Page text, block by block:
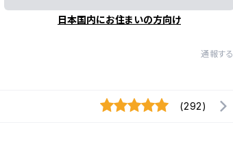
日本国内にお住まいの方向け
通報する
(292)